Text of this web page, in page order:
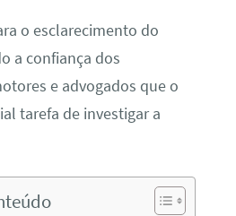
o esclarecimento do
a confiança dos
e advogados que o
tarefa de investigar a